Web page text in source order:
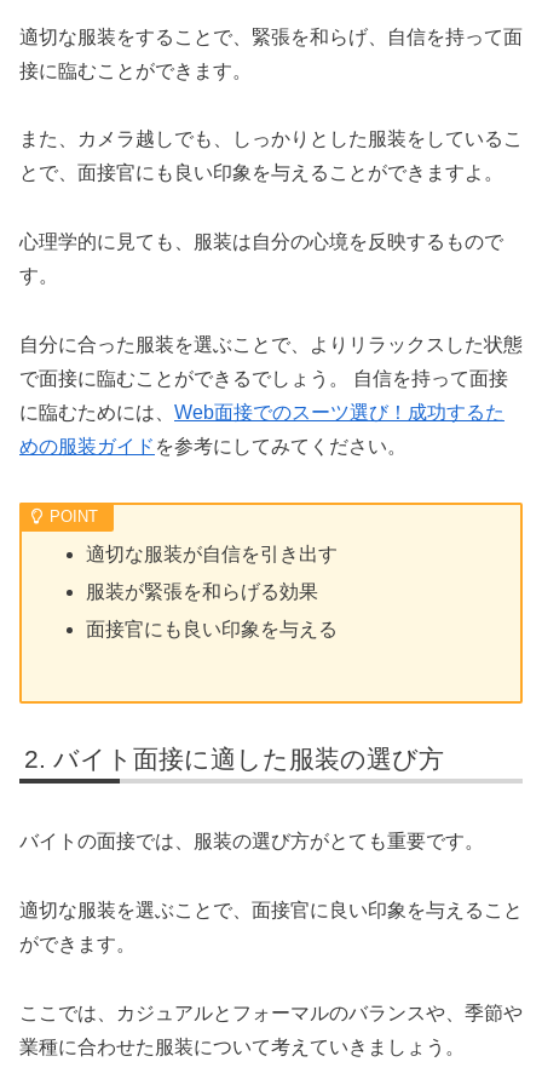
適切な服装をすることで、緊張を和らげ、自信を持って面
接に臨むことができます。
また、カメラ越しでも、しっかりとした服装をしているこ
とで、面接官にも良い印象を与えることができますよ。
心理学的に見ても、服装は自分の心境を反映するもので
す。
自分に合った服装を選ぶことで、よりリラックスした状態
で面接に臨むことができるでしょう。 自信を持って面接
に臨むためには、 Web面接でのスーツ選び！成功するた
めの服装ガイド を参考にしてみてください。
適切な服装が自信を引き出す
服装が緊張を和らげる効果
面接官にも良い印象を与える
バイト面接に適した服装の選び方
バイトの面接では、服装の選び方がとても重要です。
適切な服装を選ぶことで、面接官に良い印象を与えること
ができます。
ここでは、カジュアルとフォーマルのバランスや、季節や
業種に合わせた服装について考えていきましょう。